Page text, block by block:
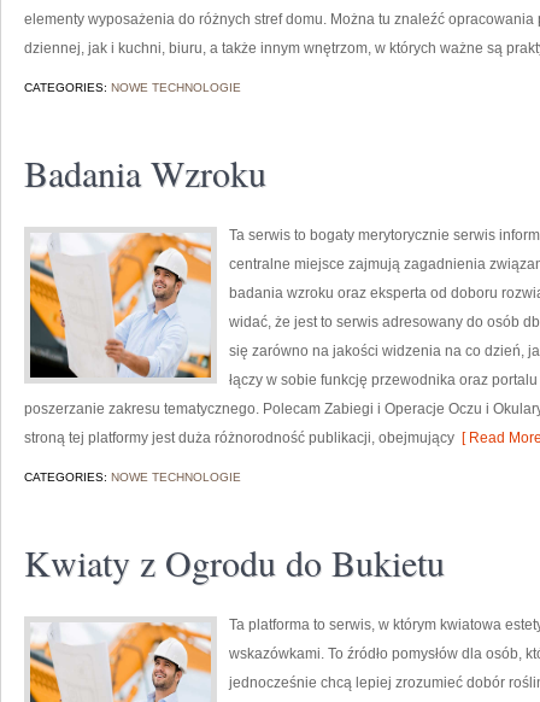
elementy wyposażenia do różnych stref domu. Można tu znaleźć
dziennej, jak i kuchni, biuru, a także innym wnętrzom, w których ważne są
CATEGORIES: NOWE TECHNOLOGIE
Badania Wzroku
Ta serwis to bogaty merytorycznie serwis
centralne miejsce zajmują zagadnienia
badania wzroku oraz eksperta od doboru
widać, że jest to serwis adresowany do osób
się zarówno na jakości widzenia na co dzień,
łączy w sobie funkcję przewodnika oraz
poszerzanie zakresu tematycznego. Polecam Zabiegi i Operacje Oczu i
stroną tej platformy jest duża różnorodność publikacji, obejmujący [ Read
CATEGORIES: NOWE TECHNOLOGIE
Kwiaty z Ogrodu do Bukietu
Ta platforma to serwis, w którym kwiatowa
wskazówkami. To źródło pomysłów dla osób,
jednocześnie chcą lepiej zrozumieć dobór